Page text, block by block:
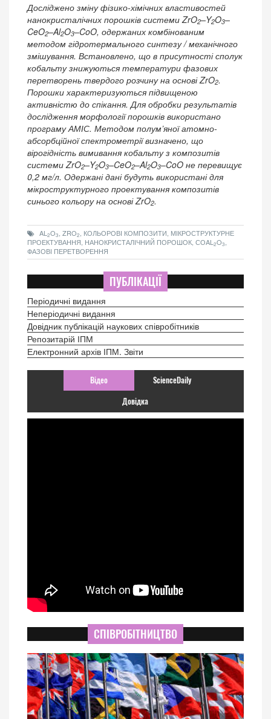
Досліджено зміну фізико-хімічних властивостей
нанокристалічних порошків системи ZrO2–Y2O3–
CeO2–Al2O3–CoO, одержаних комбінованим
методом гідротермального синтезу / механічного
змішування. Встановлено, що в присутності сполук
кобальту знижуються температури фазових
перетворень твердого розчину на основі ZrO2.
Порошки характеризуються підвищеною
активністю до спікання. Для обробки результатів
дослідження морфології порошків використано
програму АМІС. Методом полум’яної атомно-
абсорбційної спектрометрії визначено, що
вірогідність вимивання кобальту з композитів
системи ZrO2–Y2O3–CeO2–Al2O3–CoO не перевищує
0,2 мг/л. Одержані дані будуть використані для
мікроструктурного проектування композитів
синього кольору на основі ZrO2.
AL 2O3 , ZRO2
, КОЛЬОРОВІ КОМПОЗИТИ, МІКРОСТРУКТУРНЕ
ПРОЕКТУВАННЯ, НАНОКРИСТАЛІЧНИЙ ПОРОШОК, СОAL 2O3
ФАЗОВІ ПЕРЕТВОРЕННЯ
ПУБЛІКАЦІЇ
Періодичні видання
Неперіодичні видання
Довідник публікацій наукових співробітників
Репозитарій ІПМ
Електронний архів ІПМ. Звіти
Відео ScienceDaily
Довідка
СПІВРОБІТНИЦТВО